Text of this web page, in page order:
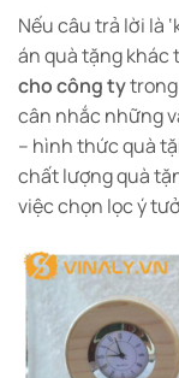
Nếu câu trả lời là
án quà tặng khác
cho công ty
cân nhắc những
– hình thức quà
chất lượng quà
việc chọn lọc ý